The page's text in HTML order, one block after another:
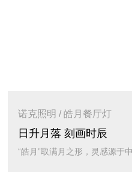
诺克照明 / 皓月餐厅灯
日升月落 刻画时辰